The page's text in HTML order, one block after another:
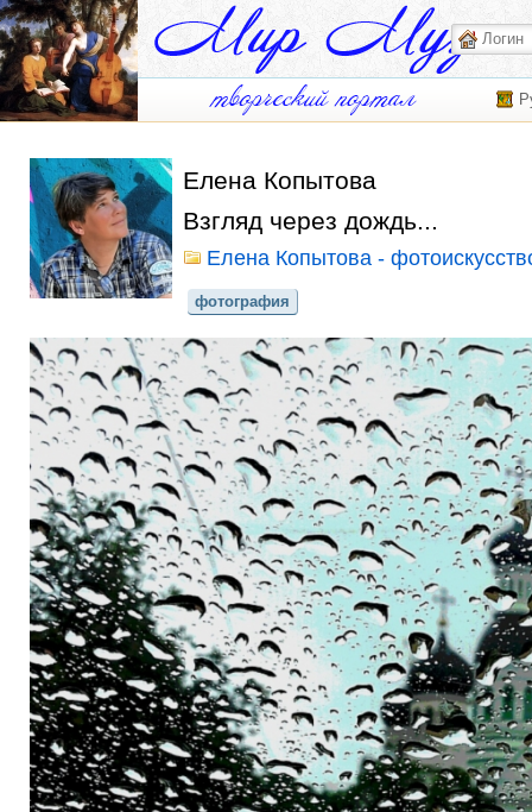
Елена Копытова
Взгляд через дождь...
Елена Копытова -
фотография